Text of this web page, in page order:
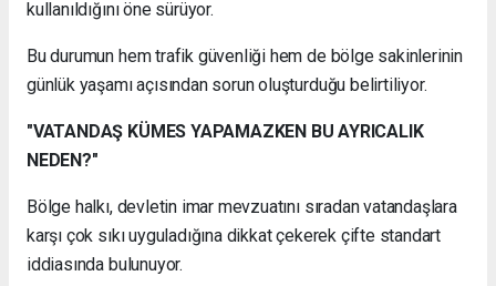
kullanıldığını öne sürüyor.
Bu durumun hem trafik güvenliği hem de bölge sakinlerinin
günlük yaşamı açısından sorun oluşturduğu belirtiliyor.
"VATANDAŞ KÜMES YAPAMAZKEN BU AYRICALIK
NEDEN?"
Bölge halkı, devletin imar mevzuatını sıradan vatandaşlara
karşı çok sıkı uyguladığına dikkat çekerek çifte standart
iddiasında bulunuyor.